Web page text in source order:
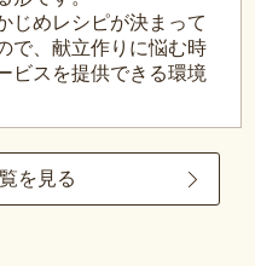
じめレシピが決まって
で、献立作りに悩む時
ビスを提供できる環境
を見る